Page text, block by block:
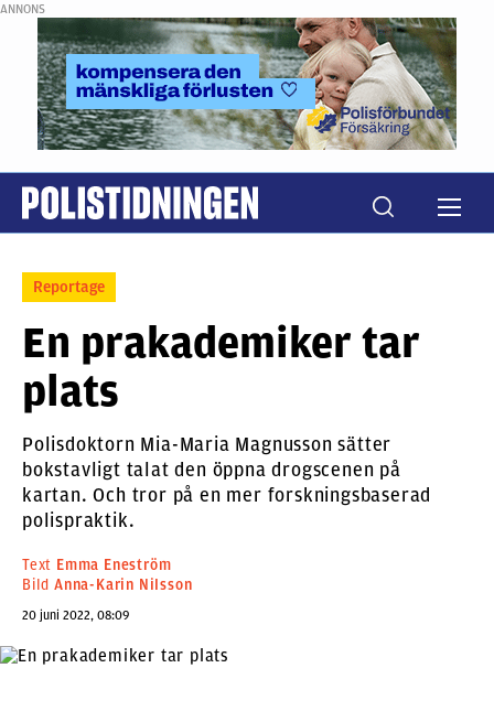
ANNONS
Reportage
En prakademiker tar
plats
Polisdoktorn Mia-Maria Magnusson sätter
bokstavligt talat den öppna drogscenen på
kartan. Och tror på en mer forskningsbaserad
polispraktik.
Text Emma Eneström
Bild Anna-Karin Nilsson
20 juni 2022, 08:09